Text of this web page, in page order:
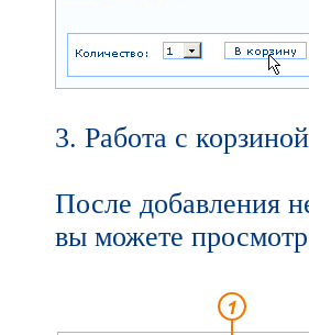
3. Работа с корзиной
После добавления
вы можете